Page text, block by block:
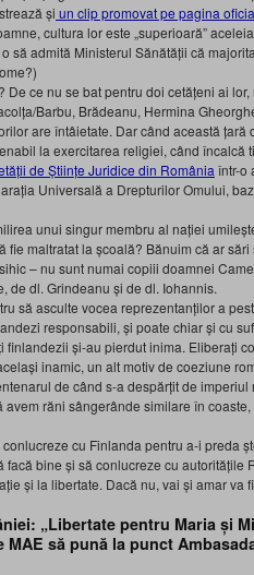
și un clip promovat pe pagina
cultura lor este „superioară”
să admită Ministerul Sănătății că
ce nu se bat pentru doi cetățeni ai
Barbu, Brădeanu, Hermina
are întâietate. Dar când această
la exercitarea religiei, când încalcă
de Științe Juridice din România într-o
Universală a Drepturilor Omului,
unui singur membru al nației
maltratat la școală? Bănuim că ar
– nu sunt numai copiii doamnei
de dl. Grindeanu și de dl. Iohannis.
să asculte vocea reprezentanților a
responsabili, și poate chiar și cu
finlandezii și-au pierdut inima. Eliberați
inamic, un alt motiv de coeziune
de când s-a despărțit de
răni sângerânde similare în
cu Finlanda pentru a-i preda
bine și să conlucreze cu autoritățile
și la libertate. Dacă nu, vai și amar va
„Libertate pentru Maria și
să pună la punct